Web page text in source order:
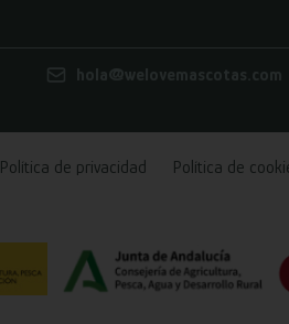
hola@welovemascotas.com
Política de privacidad Política de